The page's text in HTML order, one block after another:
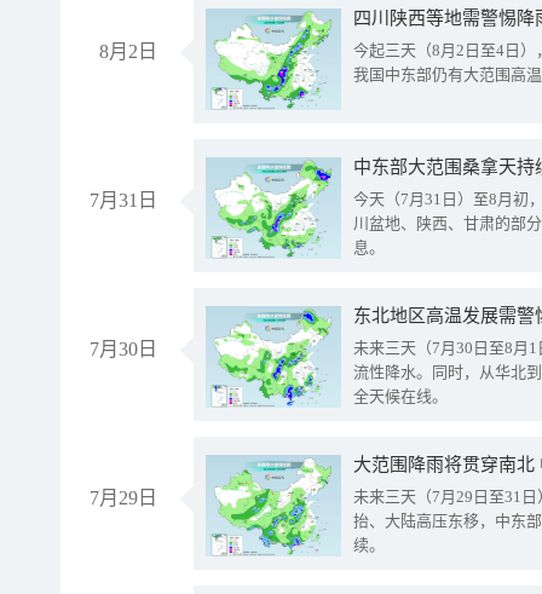
8月2日
今起三天（8月2日至4日
我国中东部仍有大范围高
7月31日
中东部大范围桑拿天
今天（7月31日）至8月初
川盆地、陕西、甘肃的部
息。
7月30日
东北地区高温发展需
未来三天（7月30日至8月
流性降水。同时，从华北
全天候在线。
7月29日
大范围降雨将贯穿南
未来三天（7月29日至31
抬、大陆高压东移，中东
续。